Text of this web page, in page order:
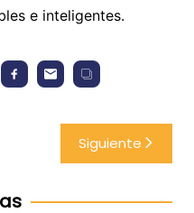
e inteligentes.
Siguiente